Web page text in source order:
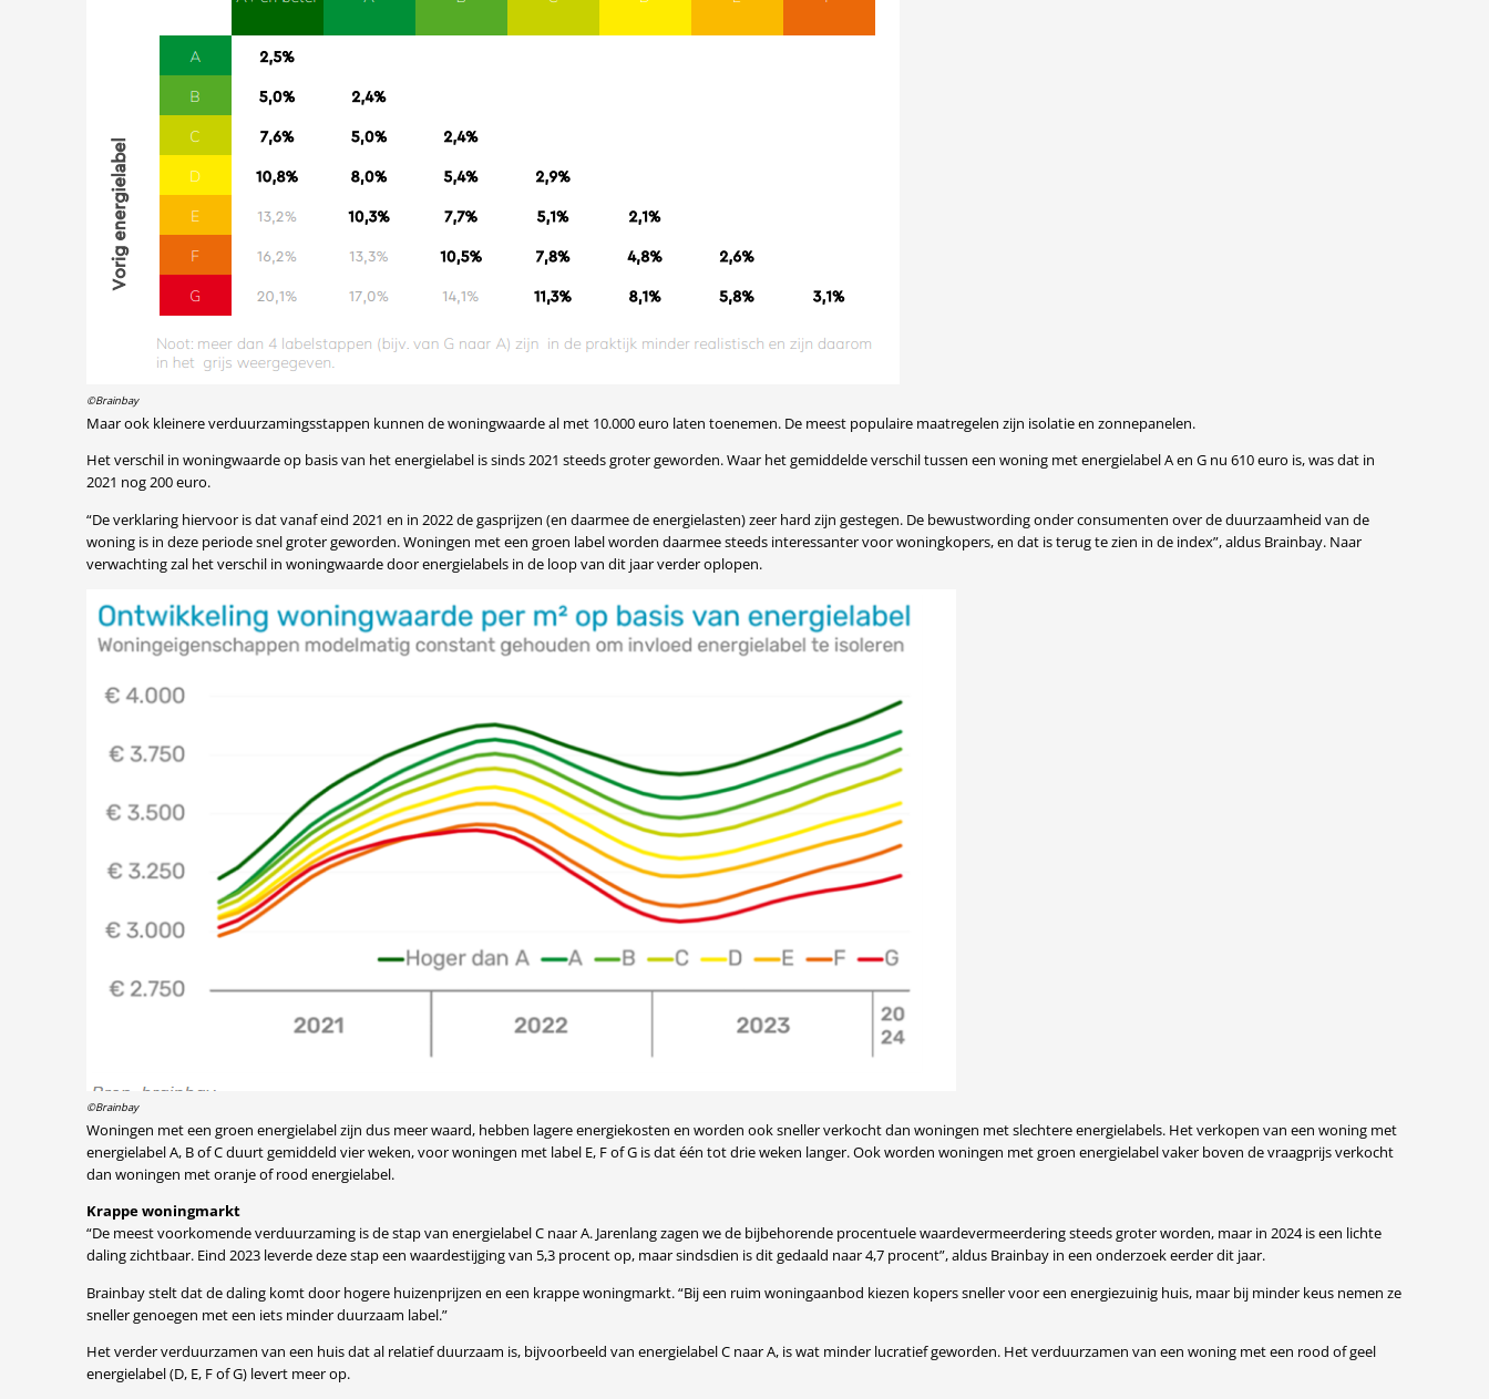
©Brainbay
Maar ook kleinere verduurzamingsstappen kunnen de woningwaarde al met 10.000 euro laten toenemen. De meest populaire maatregelen zijn isolatie en zonnepanelen.
Het verschil in woningwaarde op basis van het energielabel is sinds 2021 steeds groter geworden. Waar het gemiddelde verschil tussen een woning met energielabel A en G nu 610 euro is, was dat in
2021 nog 200 euro.
“De verklaring hiervoor is dat vanaf eind 2021 en in 2022 de gasprijzen (en daarmee de energielasten) zeer hard zijn gestegen. De bewustwording onder consumenten over de duurzaamheid van de
woning is in deze periode snel groter geworden. Woningen met een groen label worden daarmee steeds interessanter voor woningkopers, en dat is terug te zien in de index”, aldus Brainbay. Naar
verwachting zal het verschil in woningwaarde door energielabels in de loop van dit jaar verder oplopen.
©Brainbay
Woningen met een groen energielabel zijn dus meer waard, hebben lagere energiekosten en worden ook sneller verkocht dan woningen met slechtere energielabels. Het verkopen van een woning met
energielabel A, B of C duurt gemiddeld vier weken, voor woningen met label E, F of G is dat één tot drie weken langer. Ook worden woningen met groen energielabel vaker boven de vraagprijs verkocht
dan woningen met oranje of rood energielabel.
Krappe woningmarkt
“De meest voorkomende verduurzaming is de stap van energielabel C naar A. Jarenlang zagen we de bijbehorende procentuele waardevermeerdering steeds groter worden, maar in 2024 is een lichte
daling zichtbaar. Eind 2023 leverde deze stap een waardestijging van 5,3 procent op, maar sindsdien is dit gedaald naar 4,7 procent”, aldus Brainbay in een onderzoek eerder dit jaar.
Brainbay stelt dat de daling komt door hogere huizenprijzen en een krappe woningmarkt. “Bij een ruim woningaanbod kiezen kopers sneller voor een energiezuinig huis, maar bij minder keus nemen ze
sneller genoegen met een iets minder duurzaam label.”
Het verder verduurzamen van een huis dat al relatief duurzaam is, bijvoorbeeld van energielabel C naar A, is wat minder lucratief geworden. Het verduurzamen van een woning met een rood of geel
energielabel (D, E, F of G) levert meer op.